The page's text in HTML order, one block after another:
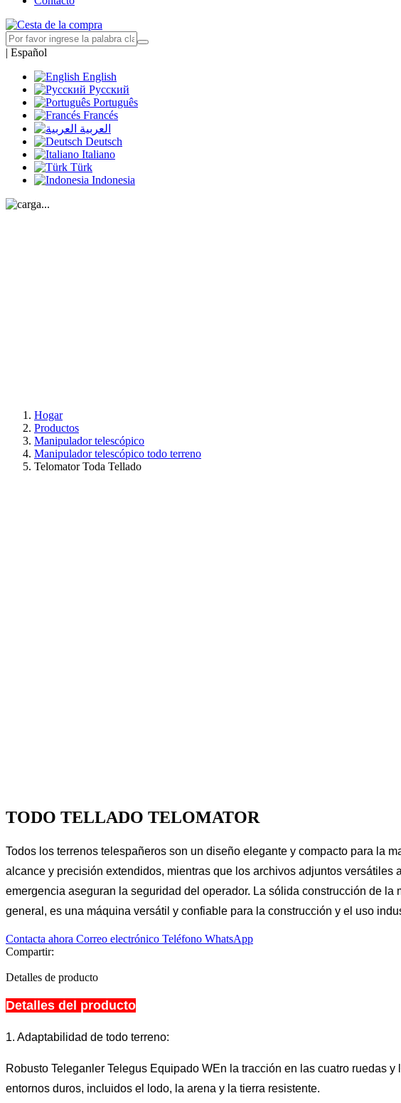
| Español
English
Русский
Português
Francés
العربية
Deutsch
Italiano
Türk
Indonesia
Hogar
Productos
Manipulador telescópico
Manipulador telescópico todo terreno
Telomator Toda Tellado
TODO TELLADO TELOMATOR
Todos los terrenos telespañeros son un diseño elegante y compacto para la
alcance y precisión extendidos, mientras que los archivos adjuntos
emergencia aseguran la seguridad del operador. La sólida construcción de
general, es una máquina versátil y confiable para la construcción y el uso
Contacta ahora Correo electrónico Teléfono WhatsApp
Compartir:
Detalles de producto
Detalles del producto
1. Adaptabilidad de todo terreno:
Robusto Teleganler Telegus Equipado WEn la tracción en las cuatro ruedas
entornos duros, incluidos el lodo, la arena y la tierra resistente.